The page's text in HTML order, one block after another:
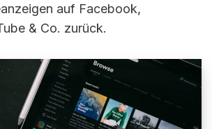
auf Facebook,
& Co. zurück.